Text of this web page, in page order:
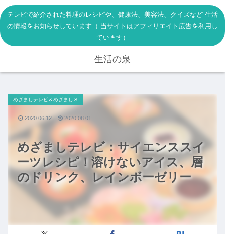
テレビで紹介された料理のレシピや、健康法、美容法、クイズなど 生活
の情報をお知らせしています（ 当サイトはアフィリエイト広告を利用し
ています）
生活の泉
めざましテレビ：サイエンススイ
ーツレシピ！溶けないアイス、層
のドリンク、レインボーゼリー
めざましテレビ＆めざまし８
2020.06.12 2020.08.01